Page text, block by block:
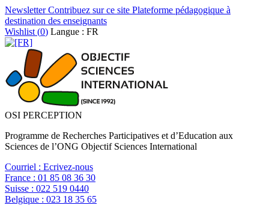
NewsletterContribuez sur ce site Plateforme pédagogique à
destination des enseignants
Wishlist (0) Langue : FR
OSI PERCEPTION
Programme de Recherches Participatives et d’Education aux
Sciences de l’ONG Objectif Sciences International
Courriel : Ecrivez-nous
France : 01 85 08 36 30
Suisse : 022 519 0440
Belgique : 023 18 35 65